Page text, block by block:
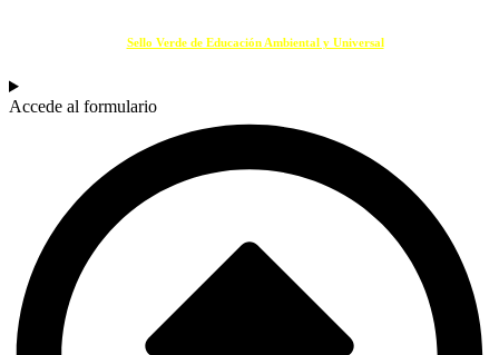
Sello Verde de Educación Ambiental y Universal.
Accede al formulario